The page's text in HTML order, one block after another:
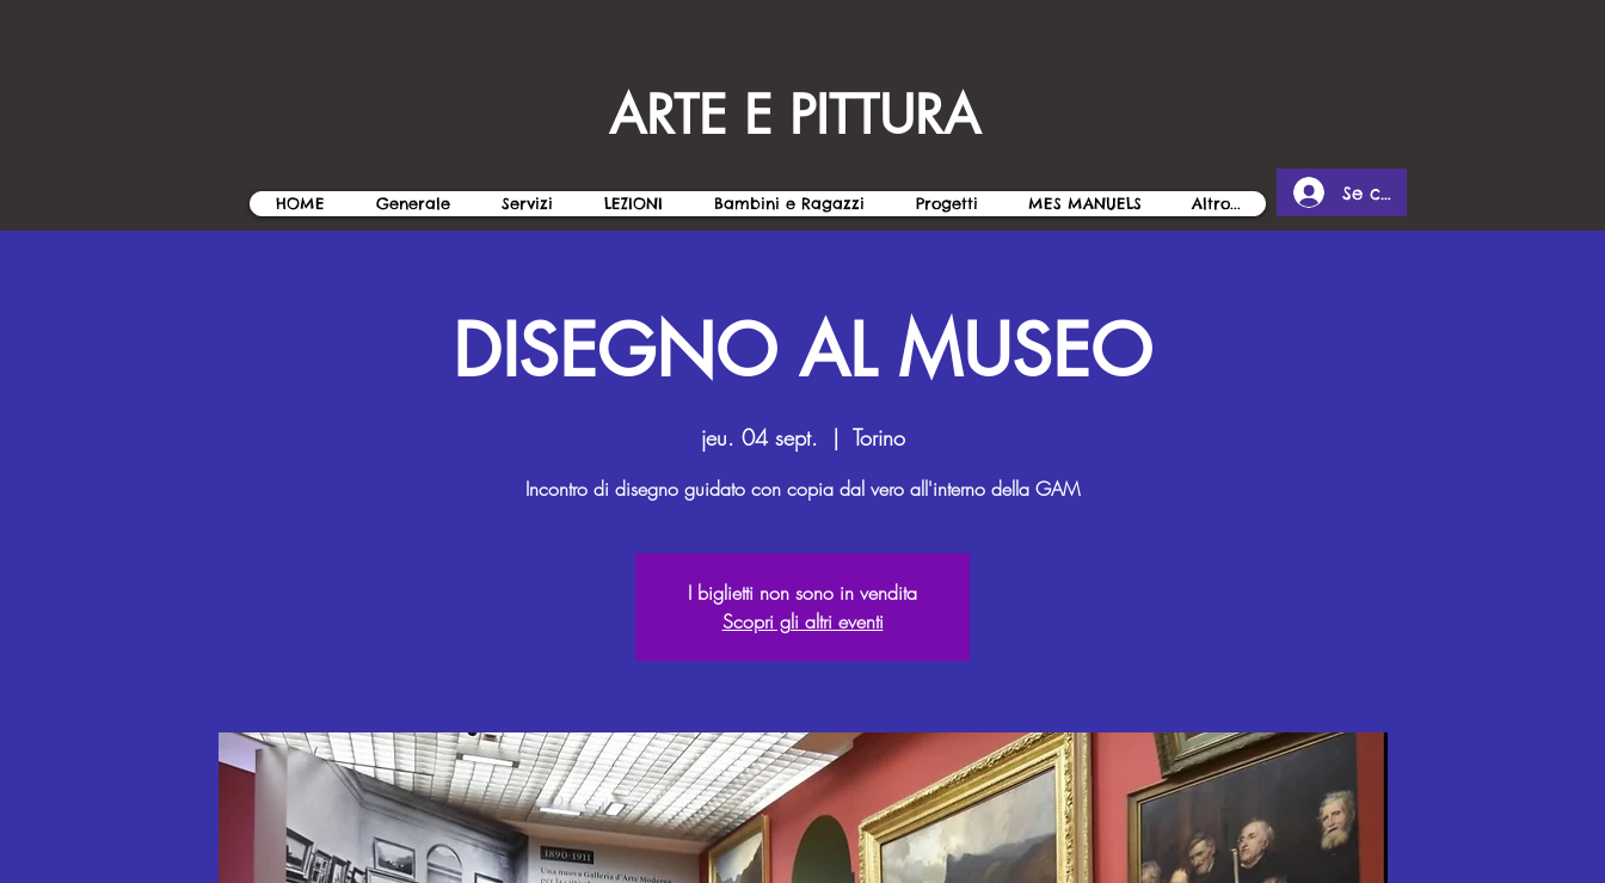
ARTE E PITTURA
HOME Generale Servizi LEZIONI Bambini e Ragazzi Progetti MES MANUELS Altro... Se connecter
DISEGNO AL MUSEO
jeu. 04 sept.
  |
Torino
I biglietti non sono in vendita
Scopri gli altri eventi